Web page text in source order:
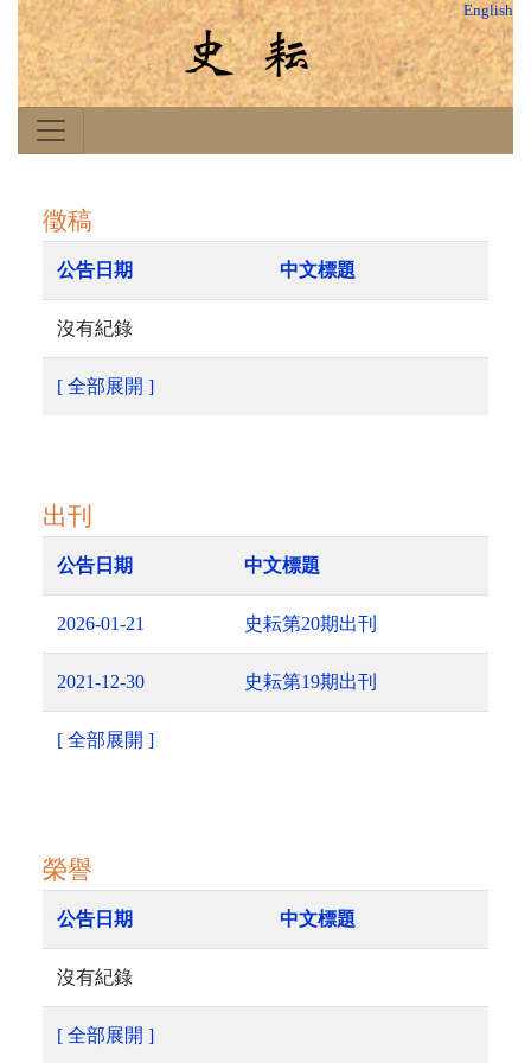
English
徵稿
公告日期 中文標題
沒有紀錄
[ 全部展開 ]
出刊
公告日期 中文標題
2026-01-21 史耘第20期出刊
2021-12-30 史耘第19期出刊
[ 全部展開 ]
榮譽
公告日期 中文標題
沒有紀錄
[ 全部展開 ]